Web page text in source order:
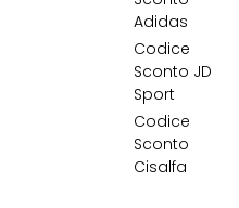
Adidas
Codice
Sconto JD
Sport
Codice
Sconto
Cisalfa